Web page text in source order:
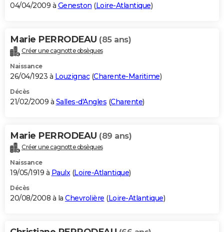
04/04/2009 à Geneston (Loire-Atlantique)
Marie PERRODEAU (85 ans)
Créer une cagnotte obsèques
Naissance
26/04/1923 à Louzignac(Charente-Maritime)
Décès
21/02/2009 à Salles-d'Angles (Charente)
Marie PERRODEAU (89 ans)
Créer une cagnotte obsèques
Naissance
19/05/1919 à Paulx(Loire-Atlantique)
Décès
20/08/2008 à la Chevrolière (Loire-Atlantique)